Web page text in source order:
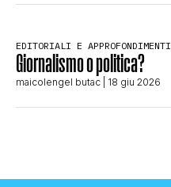
EDITORIALI E APPROFONDIMENTI
Giornalismo o politica?
maicolengel butac | 18 giu 2026